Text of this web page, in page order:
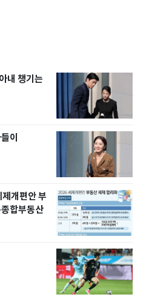
내 챙기는
이
개편안 부
합부동산